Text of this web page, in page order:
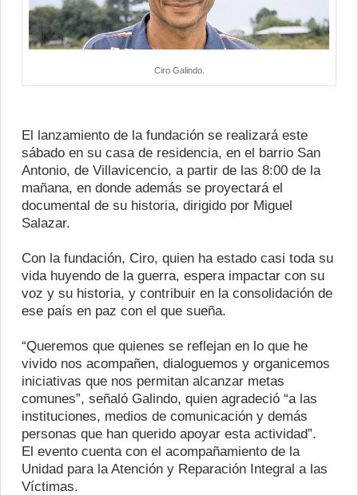
Ciro Galindo.
El lanzamiento de la fundación se realizará este
sábado en su casa de residencia, en el barrio San
Antonio, de Villavicencio, a partir de las 8:00 de la
mañana, en donde además se proyectará el
documental de su historia, dirigido por Miguel
Salazar.
Con la fundación, Ciro, quien ha estado casi toda su
vida huyendo de la guerra, espera impactar con su
voz y su historia, y contribuir en la consolidación de
ese país en paz con el que sueña.
“Queremos que quienes se reflejan en lo que he
vivido nos acompañen, dialoguemos y organicemos
iniciativas que nos permitan alcanzar metas
comunes”, señaló Galindo, quien agradeció “a las
instituciones, medios de comunicación y demás
personas que han querido apoyar esta actividad”.
El evento cuenta con el acompañamiento de la
Unidad para la Atención y Reparación Integral a las
Víctimas.